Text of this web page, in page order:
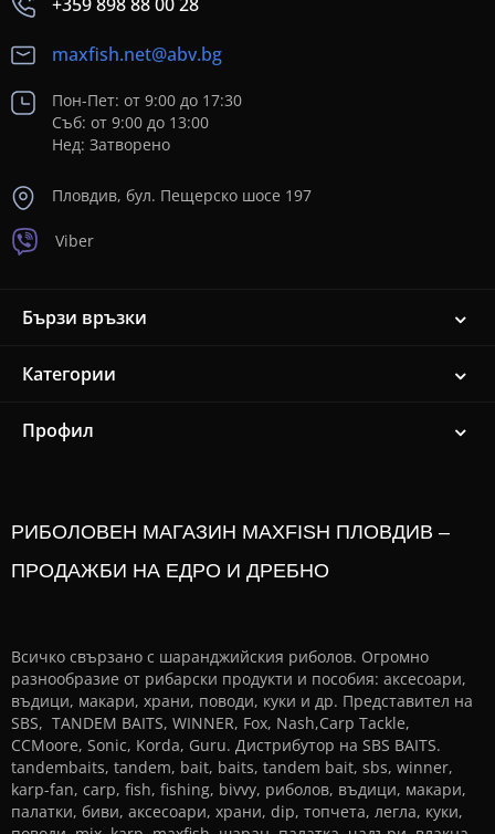
maxfish.net@abv.bg
Пон-Пет: от 9:00 до 17:30
Съб: от 9:00 до 13:00
Нед: Затворено
Пловдив, бул. Пещерско шосе 197
Viber
Бързи връзки
Категории
Профил
РИБОЛОВЕН МАГАЗИН MAXFISH ПЛОВДИВ –
ПРОДАЖБИ НА ЕДРО И ДРЕБНО
Всичко свързано с шаранджийския риболов. Огромно
разнообразие от рибарски продукти и пособия: аксесоари,
въдици, макари, храни, поводи, куки и др. Представител на
SBS, TANDEM BAITS, WINNER, Fox, Nash,Carp Tackle,
CCMoore, Sonic, Korda, Guru. Дистрибутор на SBS BAITS.
tandembaits, tandem, bait, baits, tandem bait, sbs, winner,
karp-fan, carp, fish, fishing, bivvy, риболов, въдици, макари,
палатки, биви, аксесоари, храни, dip, топчета, легла, куки,